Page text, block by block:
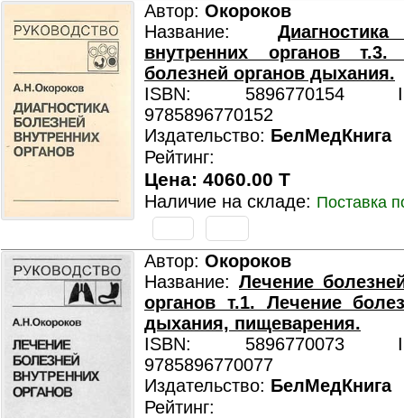
Автор: Окороков
Название:
внутренних органов т.3.
болезней органов дыхания.
ISBN: 5896770154
9785896770152
Издательство: БелМедКнига
Рейтинг:
Цена: 4060.00 T
Наличие на складе: Поставка
Автор: Окороков
Название: Лечение
органов т.1. Лечение
дыхания, пищеварения.
ISBN: 5896770073
9785896770077
Издательство: БелМедКнига
Рейтинг: